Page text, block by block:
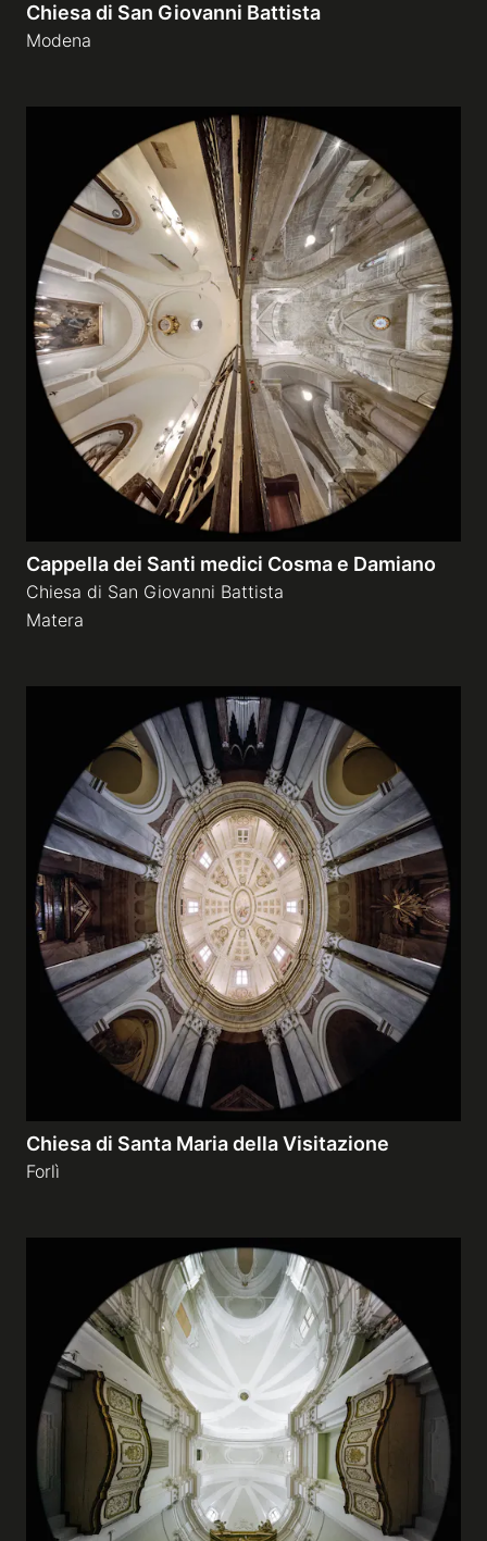
Chiesa di San Giovanni Battista
Modena
Cappella dei Santi medici Cosma e Damiano
Chiesa di San Giovanni Battista
Matera
Chiesa di Santa Maria della Visitazione
Forlì